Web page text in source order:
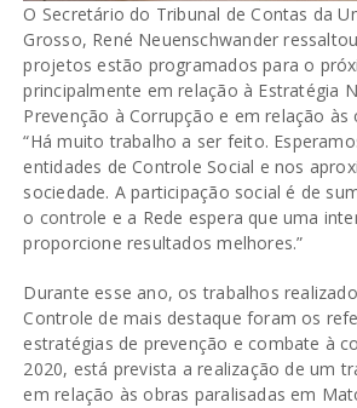
O Secretário do Tribunal de Contas da
Grosso, René Neuenschwander
projetos estão programados para o
principalmente em relação à Estratégia
Prevenção à Corrupção e em relação às
“Há muito trabalho a ser feito.
entidades de Controle Social e nos
sociedade. A participação social é de
o controle e a Rede espera que uma
proporcione resultados melhores.”
Durante esse ano, os trabalhos
Controle de mais destaque foram os
estratégias de prevenção e combate à
2020, está prevista a realização de um
em relação às obras paralisadas em